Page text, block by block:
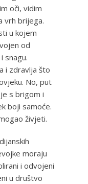
oči, vidim
vrh brijega.
u kojem
od
snagu.
i zdravlja što
No, put
s brigom i
boji samoće.
živjeti.
moraju
i odvojeni
u društvo